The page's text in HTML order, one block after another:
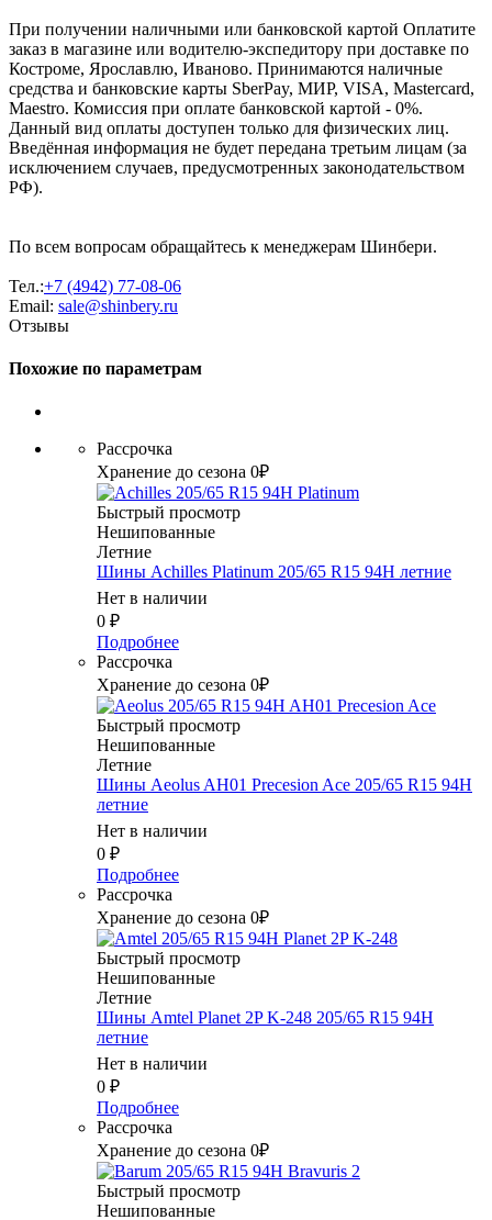
При получении наличными или банковской картой Оплатите
заказ в магазине или водителю-экспедитору при доставке по
Костроме, Ярославлю, Иваново. Принимаются наличные
средства и банковские карты SberPay, МИР, VISA, Mastercard,
Maestro. Комиссия при оплате банковской картой - 0%.
Данный вид оплаты доступен только для физических лиц.
Введённая информация не будет передана третьим лицам (за
исключением случаев, предусмотренных законодательством
РФ).
По всем вопросам обращайтесь к менеджерам Шинбери.
Тел.:+7 (4942) 77-08-06
Email: sale@shinbery.ru
Отзывы
Похожие по параметрам
Рассрочка
Хранение до сезона 0₽
Быстрый просмотр
Нешипованные
Летние
Шины Achilles Platinum 205/65 R15 94H летние
Нет в наличии
0 ₽
Подробнее
Рассрочка
Хранение до сезона 0₽
Быстрый просмотр
Нешипованные
Летние
Шины Aeolus AH01 Precesion Ace 205/65 R15 94H
летние
Нет в наличии
0 ₽
Подробнее
Рассрочка
Хранение до сезона 0₽
Быстрый просмотр
Нешипованные
Летние
Шины Amtel Planet 2P K-248 205/65 R15 94H
летние
Нет в наличии
0 ₽
Подробнее
Рассрочка
Хранение до сезона 0₽
Быстрый просмотр
Нешипованные